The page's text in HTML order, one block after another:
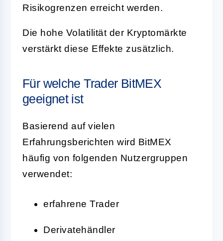
Risikogrenzen erreicht werden.
Die hohe Volatilität der Kryptomärkte
verstärkt diese Effekte zusätzlich.
Für welche Trader BitMEX
geeignet ist
Basierend auf vielen
Erfahrungsberichten wird BitMEX
häufig von folgenden Nutzergruppen
verwendet:
erfahrene Trader
Derivatehändler